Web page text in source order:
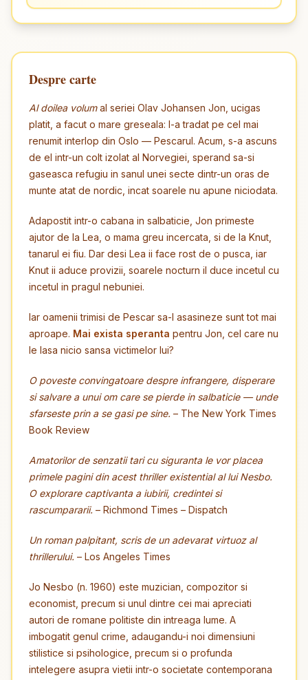
Despre carte
Al doilea volumal seriei Olav Johansen Jon, ucigas
platit, a facut o mare greseala: l-a tradat pe cel mai
renumit interlop din Oslo — Pescarul. Acum, s-a ascuns
de el intr-un colt izolat al Norvegiei, sperand sa-si
gaseasca refugiu in sanul unei secte dintr-un oras de
munte atat de nordic, incat soarele nu apune niciodata.
Adapostit intr-o cabana in salbaticie, Jon primeste
ajutor de la Lea, o mama greu incercata, si de la Knut,
tanarul ei fiu. Dar desi Lea ii face rost de o pusca, iar
Knut ii aduce provizii, soarele nocturn il duce incetul cu
incetul in pragul nebuniei.
Iar oamenii trimisi de Pescar sa-l asasineze sunt tot mai
aproape. Mai exista speranta pentru Jon, cel care nu
le lasa nicio sansa victimelor lui?
O poveste convingatoare despre infrangere, disperare
si salvare a unui om care se pierde in salbaticie — unde
sfarseste prin a se gasi pe sine. – The New York Times
Book Review
Amatorilor de senzatii tari cu siguranta le vor placea
primele pagini din acest thriller existential al lui Nesbo.
O explorare captivanta a iubirii, credintei si
rascumpararii. – Richmond Times – Dispatch
Un roman palpitant, scris de un adevarat virtuoz al
thrillerului. – Los Angeles Times
Jo Nesbo (n. 1960) este muzician, compozitor si
economist, precum si unul dintre cei mai apreciati
autori de romane politiste din intreaga lume. A
imbogatit genul crime, adaugandu-i noi dimensiuni
stilistice si psihologice, precum si o profunda
intelegere asupra vietii intr-o societate contemporana